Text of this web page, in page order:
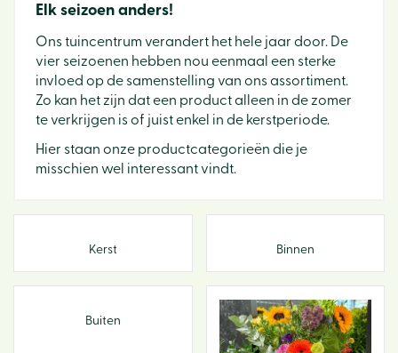
Elk seizoen anders!
Ons tuincentrum verandert het hele jaar door. De
vier seizoenen hebben nou eenmaal een sterke
invloed op de samenstelling van ons assortiment.
Zo kan het zijn dat een product alleen in de zomer
te verkrijgen is of juist enkel in de kerstperiode.
Hier staan onze productcategorieën die je
misschien wel interessant vindt.
Kerst Binnen
Buiten